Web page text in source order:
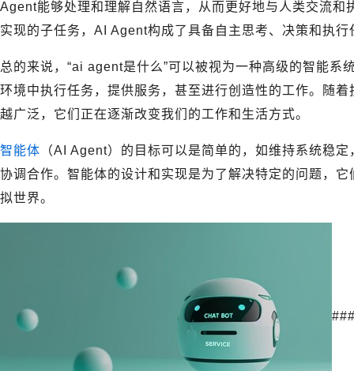
Agent能够处理和理解自然语言，从而更好地与人类交流和
实现的子任务，AI Agent构成了具备自主思考、决策和执行
总的来说，“ai agent是什么”可以被视为一种高级的智能系
环境中执行任务，提供服务，甚至进行创造性的工作。随
越广泛，它们正在逐渐改变我们的工作和生活方式。
智能体 （AI Agent）的目标可以是简单的，如维持系统稳
协调合作。智能体的设计和实现是为了解决特定的问题，
拟世界。